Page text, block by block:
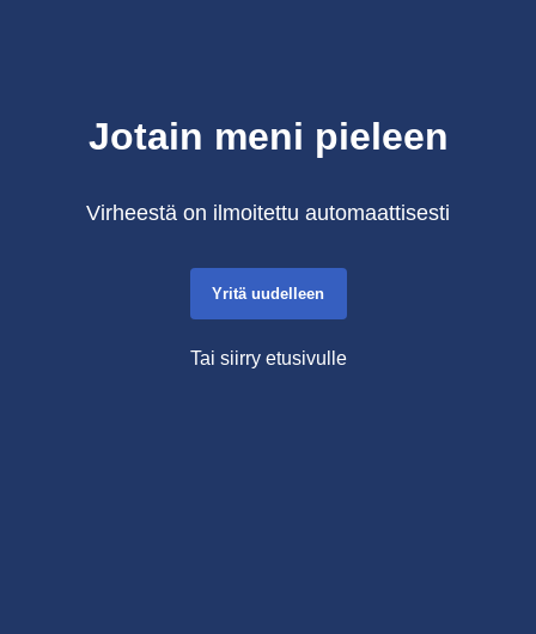
Jotain meni pieleen
Virheestä on ilmoitettu automaattisesti
Yritä uudelleen
Tai siirry etusivulle